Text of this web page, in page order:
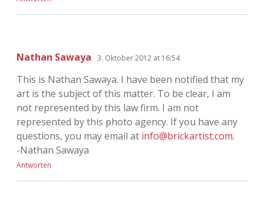
Nathan Sawaya 3. Oktober 2012 at 16:54
This is Nathan Sawaya. I have been notified that my
art is the subject of this matter. To be clear, I am
not represented by this law firm. I am not
represented by this photo agency. If you have any
questions, you may email at info@brickartist.com.
-Nathan Sawaya
Antworten